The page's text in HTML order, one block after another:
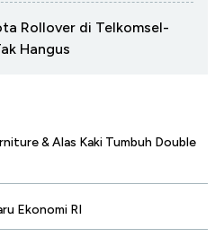
Rollover di Telkomsel-
Hangus
& Alas Kaki Tumbuh Double
Ekonomi RI